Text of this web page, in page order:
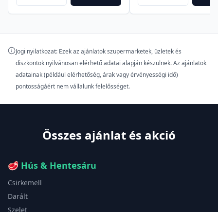
Jogi nyilatkozat: Ezek az ajánlatok szupermarketek, üzletek és
diszkontok nyilvánosan elérhető adatai alapján készülnek. Az ajánlatok
adatainak (például elérhetőség, árak vagy érvényességi idő)
pontosságáért nem vállalunk felelősséget.
Összes ajánlat és akció
🥩 Hús & Hentesáru
Csirkemell
Darált
Szelet